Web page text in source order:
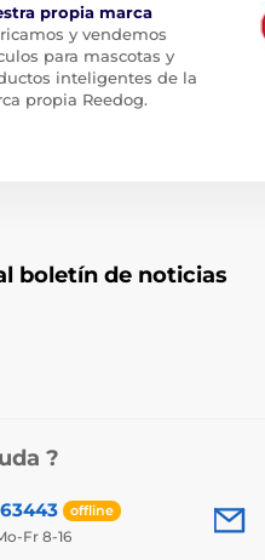
propia marca
y vendemos
para mascotas y
inteligentes de la
propia Reedog.
boletín de noticias
?
offline
Fr 8-16